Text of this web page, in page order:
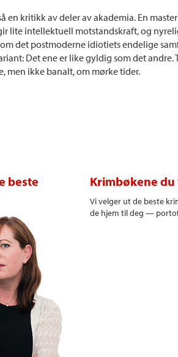
en kritikk av deler av akademia. En
lite intellektuell motstandskraft, og
det postmoderne idiotiets endelige
Det ene er like gyldig som det andre.
men ikke banalt, om mørke tider.
beste
Krimbøkene du
Vi velger ut de beste
de hjem til deg —